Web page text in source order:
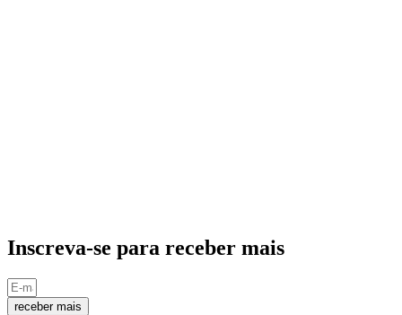
Inscreva-se para receber mais
receber mais